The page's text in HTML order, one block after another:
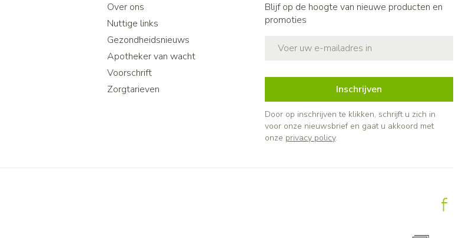
Over ons
Nuttige links
Gezondheidsnieuws
Apotheker van wacht
Voorschrift
Zorgtarieven
Blijf op de hoogte van nieuwe producten en
promoties
Inschrijven
Door op inschrijven te klikken, schrijft u zich in
voor onze nieuwsbrief en gaat u akkoord met
onze privacy policy.